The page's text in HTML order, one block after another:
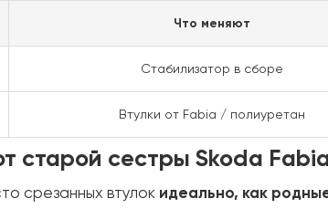
Что меняют
Стабилизатор в сборе
Втулки от Fabia / полиуретан
старой сестры Skoda
срезанных втулок идеально, как